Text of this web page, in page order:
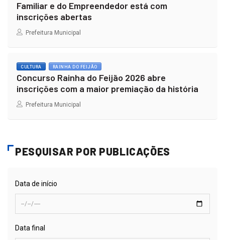
Familiar e do Empreendedor está com
inscrições abertas
Prefeitura Municipal
CULTURA RAINHA DO FEIJÃO
Concurso Rainha do Feijão 2026 abre
inscrições com a maior premiação da história
Prefeitura Municipal
PESQUISAR POR PUBLICAÇÕES
Data de início
Data final